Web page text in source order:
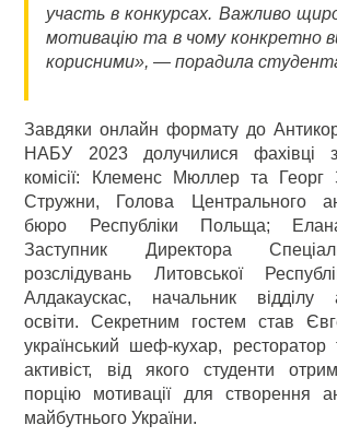
участь в конкурсах. Важливо
мотивацію та в чому конкретно
корисними», — порадила
Завдяки онлайн формату до
НАБУ 2023 долучилися фахівці з
комісії: Клеменс Мюллер та Георг
Стружни, Голова Центрального
бюро Республіки Польща;
Заступник Директора
розслідувань Литовської
Алдакаускас, начальник відділу
освіти. Секретним гостем став
український шеф-кухар, ресторатор
активіст, від якого студенти
порцію мотивації для створення
майбутнього України.